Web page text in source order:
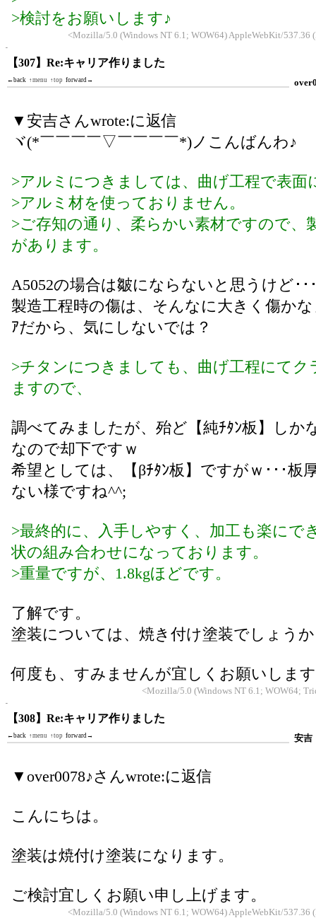
>検討をお願いします♪
<Mozilla/5.0 (Windows NT 6.1; WOW64) AppleWebKit/
【307】Re:キャリア作りました
←back ↑menu ↑top forward→
▼安吉さんwrote:に返信
ヾ(*￣￣￣￣▽￣￣￣￣*)ノこんばんわ♪
>アルミにつきましては、曲げ工程で表面
>アルミ材を使っておりません。
>ご存知の通り、柔らかい素材ですので、
があります。
A5052の場合は皺にならないと思うけど･･
製造工程時の傷は、そんなに大きく傷か
ｱだから、気にしないでは？
>チタンにつきましても、曲げ工程にてク
ますので、
調べてみましたが、殆ど【純ﾁﾀﾝ板】しか
なので却下ですｗ
希望としては、【βﾁﾀﾝ板】ですがｗ･･･板
ない様ですね^^;
>最終的に、入手しやすく、加工も楽にで
状の組み合わせになっております。
>重量ですが、1.8kgほどです。
了解です。
塗装については、焼き付け塗装でしょう
何度も、すみませんが宜しくお願いしま
<Mozilla/5.0 (Windows NT 6.1; WOW64;
【308】Re:キャリア作りました
←back ↑menu ↑top forward→ 安吉
▼over0078♪さんwrote:に返信
こんにちは。
塗装は焼付け塗装になります。
ご検討宜しくお願い申し上げます。
<Mozilla/5.0 (Windows NT 6.1; WOW64) AppleWebKit/